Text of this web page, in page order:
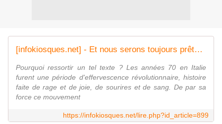
[infokiosques.net] - Et nous serons toujours prêts à nous emparer encore une fois du ciel
Pourquoi ressortir un tel texte ? Les années 70 en Italie
furent une période d'effervescence révolutionnaire, histoire
faite de rage et de joie, de sourires et de sang. De par sa
force ce mouvement
https://infokiosques.net/lire.php?id_article=899